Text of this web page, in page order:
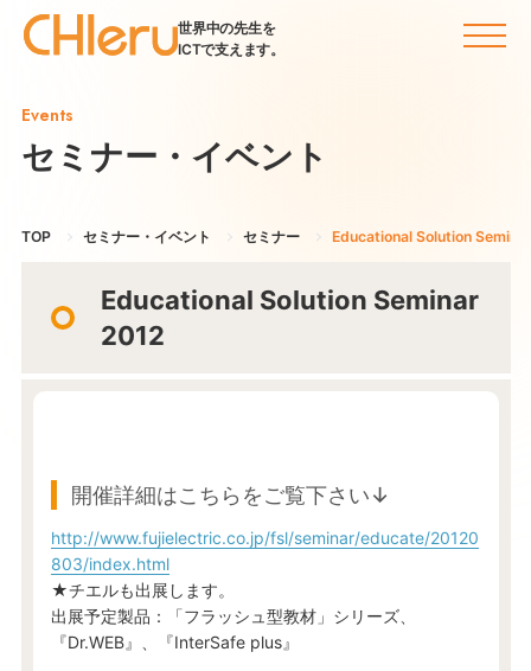
世界中の先生を
ICTで支えます。
Events
セミナー・イベント
TOP セミナー・イベント セミナー Educational Solution
Educational Solution Seminar
2012
開催詳細はこちらをご覧下さい↓
http://www.fujielectric.co.jp/fsl/seminar/educate/20120
803/index.html
★チエルも出展します。
出展予定製品：「フラッシュ型教材」シリーズ、
『Dr.WEB』、『InterSafe plus』